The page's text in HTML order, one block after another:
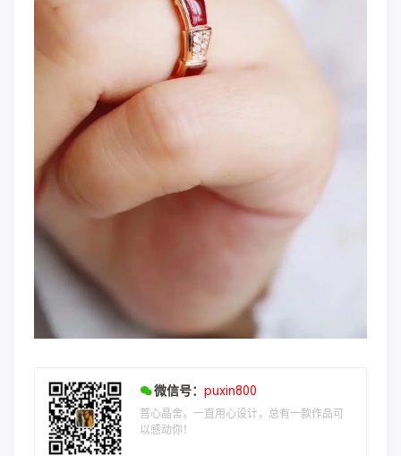
微信号： puxin800
菩心晶舍，一直用心设计，总有一款作品可
以感动你！